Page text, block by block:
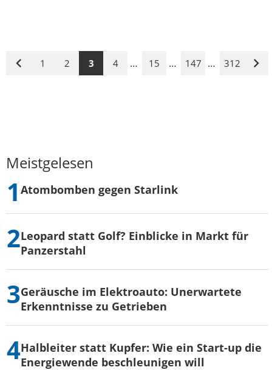
Vorige
1 2 3 4 … 15 … 147 … 312
Meistgelesen
Atombomben gegen Starlink
Leopard statt Golf? Einblicke in Markt für
Panzerstahl
Geräusche im Elektroauto: Unerwartete
Erkenntnisse zu Getrieben
Halbleiter statt Kupfer: Wie ein Start-up die
Energiewende beschleunigen will